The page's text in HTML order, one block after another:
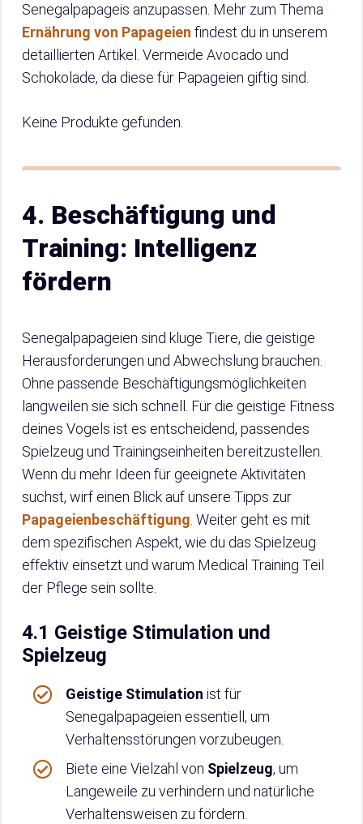
Senegalpapageis anzupassen. Mehr zum Thema
Ernährung von Papageien findest du in unserem
detaillierten Artikel. Vermeide Avocado und
Schokolade, da diese für Papageien giftig sind.
Keine Produkte gefunden.
4. Beschäftigung und
Training: Intelligenz
fördern
Senegalpapageien sind kluge Tiere, die geistige
Herausforderungen und Abwechslung brauchen.
Ohne passende Beschäftigungsmöglichkeiten
langweilen sie sich schnell. Für die geistige Fitness
deines Vogels ist es entscheidend, passendes
Spielzeug und Trainingseinheiten bereitzustellen.
Wenn du mehr Ideen für geeignete Aktivitäten
suchst, wirf einen Blick auf unsere Tipps zur
Papageienbeschäftigung . Weiter geht es mit
dem spezifischen Aspekt, wie du das Spielzeug
effektiv einsetzt und warum Medical Training Teil
der Pflege sein sollte.
4.1 Geistige Stimulation und
Spielzeug
Geistige Stimulation ist für
Senegalpapageien essentiell, um
Verhaltensstörungen vorzubeugen.
Biete eine Vielzahl von Spielzeug, um
Langeweile zu verhindern und natürliche
Verhaltensweisen zu fördern.